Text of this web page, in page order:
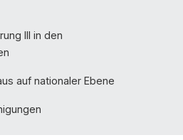
III in den
auf nationaler Ebene